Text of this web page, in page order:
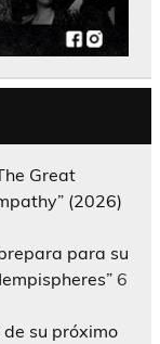
Great
(2026)
para su
6
su próximo